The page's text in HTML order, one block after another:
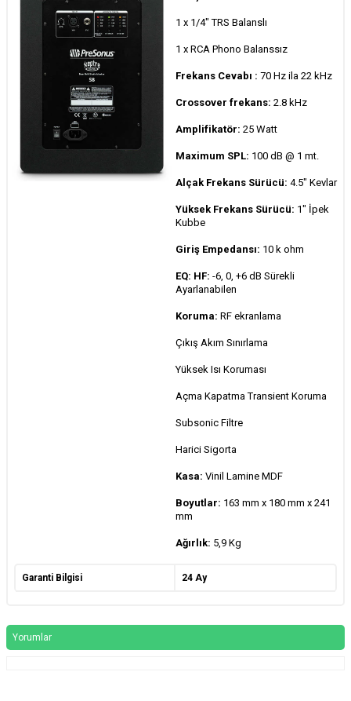
1 x 1/4" TRS Balanslı
1 x RCA Phono Balanssız
Frekans Cevabı : 70 Hz ila 22 kHz
Crossover frekans: 2.8 kHz
Amplifikatör: 25 Watt
Maximum SPL: 100 dB @ 1 mt.
Alçak Frekans Sürücü: 4.5" Kevlar
Yüksek Frekans Sürücü: 1" İpek
Kubbe
Giriş Empedansı: 10 k ohm
EQ: HF: -6, 0, +6 dB Sürekli
Ayarlanabilen
Koruma: RF ekranlama
Çıkış Akım Sınırlama
Yüksek Isı Koruması
Açma Kapatma Transient Koruma
Subsonic Filtre
Harici Sigorta
Kasa: Vinil Lamine MDF
Boyutlar: 163 mm x 180 mm x 241
mm
Ağırlık: 5,9 Kg
Garanti Bilgisi 24 Ay
Yorumlar